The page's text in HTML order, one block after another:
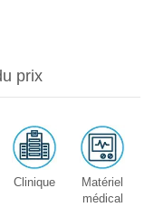
prix
Clinique
Matériel
médical